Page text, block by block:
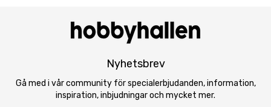
Nyhetsbrev
Gå med i vår community för specialerbjudanden, information,
inspiration, inbjudningar och mycket mer.